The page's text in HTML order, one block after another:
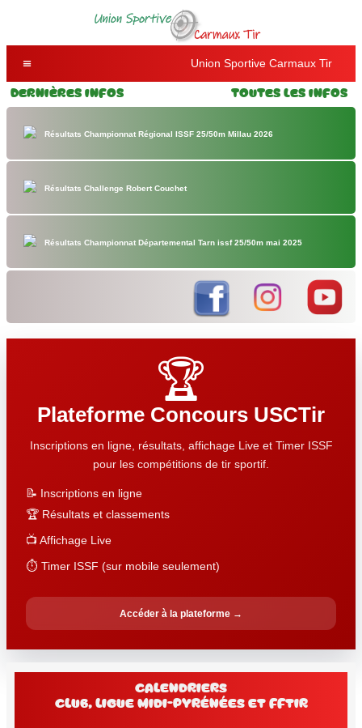
Union Sportive Carmaux Tir
Dernières Infos Toutes les Infos
Résultats Championnat Régional ISSF 25/50m Millau 2026
Résultats Challenge Robert Couchet
Résultats Championnat Départemental Tarn issf 25/50m mai 2025
🏆
Plateforme Concours USCTir
Inscriptions en ligne, résultats, affichage Live et Timer ISSF
pour les compétitions de tir sportif.
📝 Inscriptions en ligne
🏆 Résultats et classements
📺 Affichage Live
⏱️ Timer ISSF (sur mobile seulement)
Accéder à la plateforme →
Calendriers
club, Ligue Midi-Pyrénées et FFtir